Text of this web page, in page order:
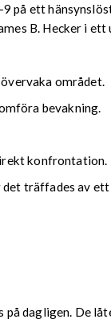
på ett
B. Hecker i
området.
bevakning.
konfrontation.
träffades av
dagligen. De